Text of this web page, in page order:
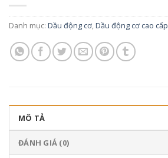
Danh mục: Dầu động cơ,Dầu động cơ cao cấp
MÔ TẢ
ĐÁNH GIÁ (0)